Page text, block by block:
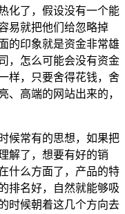
化了，假设没有一个能
易就把他们给忽略掉
的印象就是资金非常雄
，怎么可能会没有资金
样，只要舍得花钱，舍
、高端的网站出来的，
候常有的思想，如果把
解了，想要有好的销
什么方面了，产品的特
排名好，自然就能够吸
时候朝着这几个方向去